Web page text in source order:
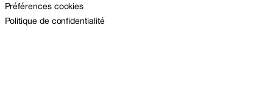
Préférences cookies
Politique de confidentialité